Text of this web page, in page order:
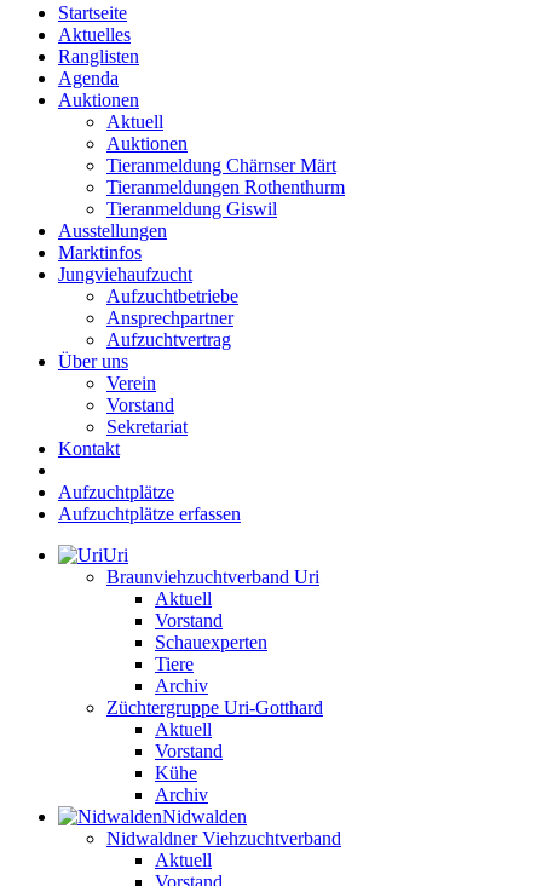
Startseite
Aktuelles
Ranglisten
Agenda
Auktionen
Aktuell
Auktionen
Tieranmeldung Chärnser Märt
Tieranmeldungen Rothenthurm
Tieranmeldung Giswil
Ausstellungen
Marktinfos
Jungviehaufzucht
Aufzuchtbetriebe
Ansprechpartner
Aufzuchtvertrag
Über uns
Verein
Vorstand
Sekretariat
Kontakt
Aufzuchtplätze
Aufzuchtplätze erfassen
Uri
Braunviehzuchtverband Uri
Aktuell
Vorstand
Schauexperten
Tiere
Archiv
Züchtergruppe Uri-Gotthard
Aktuell
Vorstand
Kühe
Archiv
Nidwalden
Nidwaldner Viehzuchtverband
Aktuell
Vorstand